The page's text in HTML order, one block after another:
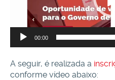
00:00
A seguir, é realizada a
conforme vídeo abaixo: